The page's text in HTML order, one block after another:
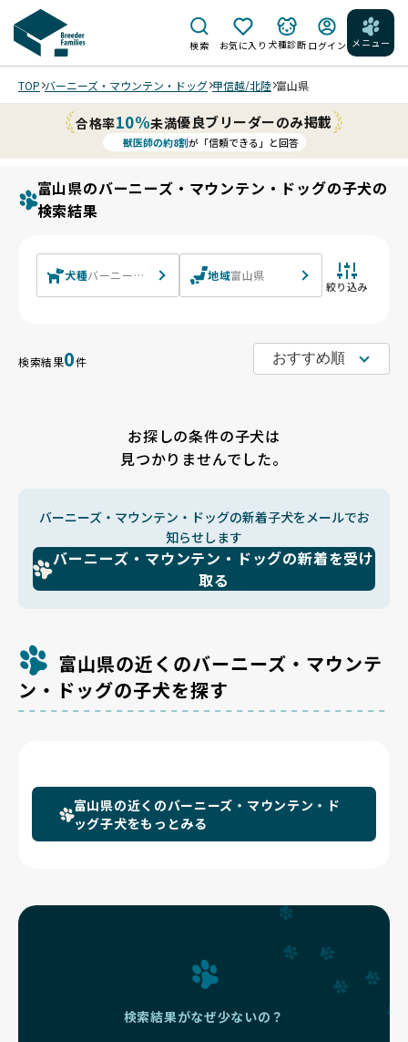
検索 お気に入り 犬種診断 ログイン メニュー
TOP バーニーズ・マウンテン・ドッグ 甲信越/北陸 富山県
合格率10%未満優良ブリーダーのみ掲載
獣医師の約8割が「信頼できる」と回答
富山県のバーニーズ・マウンテン・ドッグの子犬の
検索結果
犬種バーニーズ・マウンテン・ドッグ
地域富山県
絞り込み
検索結果0件
お探しの条件の子犬は
見つかりませんでした。
バーニーズ・マウンテン・ドッグの新着子犬をメールでお
知らせします
バーニーズ・マウンテン・ドッグの新着を受け
取る
富山県の近くのバーニーズ・マウンテ
ン・ドッグの子犬を探す
富山県の近くのバーニーズ・マウンテン・ド
ッグ子犬をもっとみる
検索結果がなぜ少ないの？